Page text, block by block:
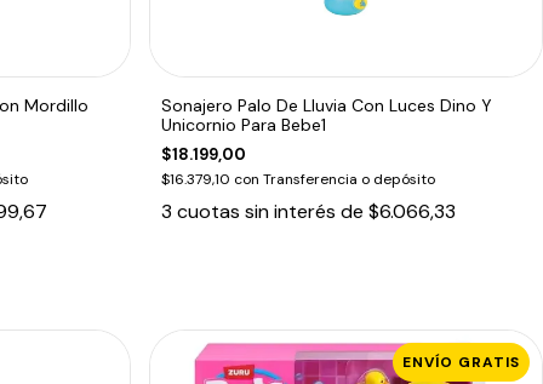
Mordillo
Sonajero Palo De Lluvia Con Luces Dino Y
Unicornio Para Bebe1
$18.199,00
$16.379,10 con Transferencia o depósito
3 cuotas sin interés de$6.066,33
ENVÍO GRATIS